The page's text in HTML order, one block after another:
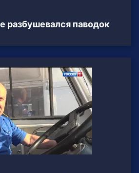
разбушевался паводок